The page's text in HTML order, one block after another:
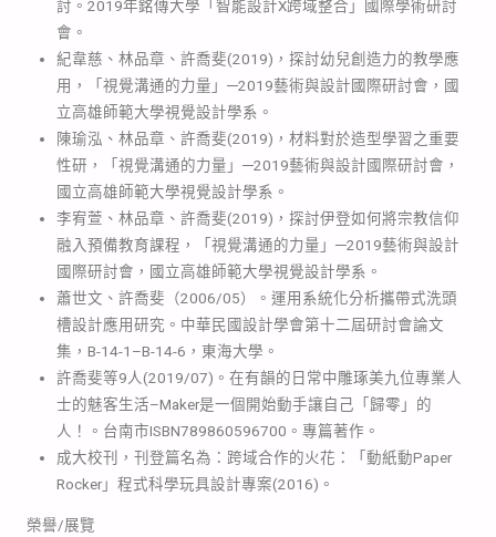
討。2019年銘傳大學「智能設計X跨域整合」國際學術研討
會。
紀韋慈、林品章、許喬斐(2019)，探討幼兒創造力的教學應
用，「視覺溝通的力量」─2019藝術與設計國際研討會，國
立高雄師範大學視覺設計學系。
陳瑜泓、林品章、許喬斐(2019)，材料對於造型學習之重要
性研，「視覺溝通的力量」─2019藝術與設計國際研討會，
國立高雄師範大學視覺設計學系。
李宥萱、林品章、許喬斐(2019)，探討伊登如何將宗教信仰
融入預備教育課程，「視覺溝通的力量」─2019藝術與設計
國際研討會，國立高雄師範大學視覺設計學系。
蕭世文、許喬斐（2006/05）。運用系統化分析攜帶式洗頭
槽設計應用研究。中華民國設計學會第十二屆研討會論文
集，B-14-1–B-14-6，東海大學。
許喬斐等9人(2019/07)。在有韻的日常中雕琢美九位專業人
士的魅客生活–Maker是一個開始動手讓自己「歸零」的
人！。台南市ISBN789860596700。專篇著作。
成大校刊，刊登篇名為：跨域合作的火花：「動紙動Paper
Rocker」程式科學玩具設計專案(2016)。
榮譽/展覽